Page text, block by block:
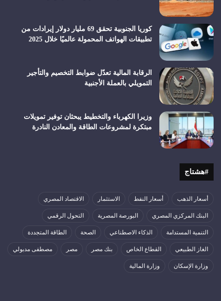
كوريا الجنوبية تحقق 69 مليار دولار إيرادات من
تطبيقات الهواتف المحمولة عالميًا خلال 2025
الرقابة المالية تعدّل ضوابط التخصيم والتأجير
التمويلي بالعملة الأجنبية
وزيرا الكهرباء والتخطيط يبحثان توفير تمويلات
مبتكرة لمشروعات الطاقة والمعادن النادرة
#هشتاج
أسعار الذهب أسعار النفط الاستثمار الاقتصاد المصري
البنك المركزي المصري البورصة المصرية التحول الرقمي
التنمية المستدامة الذكاء الاصطناعي الصحة الطاقة المتجددة
الغاز الطبيعي القطاع الخاص بنك مصر مصر مصطفى مدبولي
وزارة الإسكان وزارة المالية